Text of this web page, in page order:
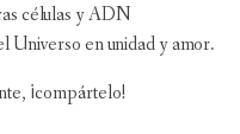
células y ADN
Universo en unidad y amor.
¡compártelo!